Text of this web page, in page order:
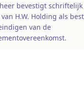
bevestigt
H.W. Holding als
van de